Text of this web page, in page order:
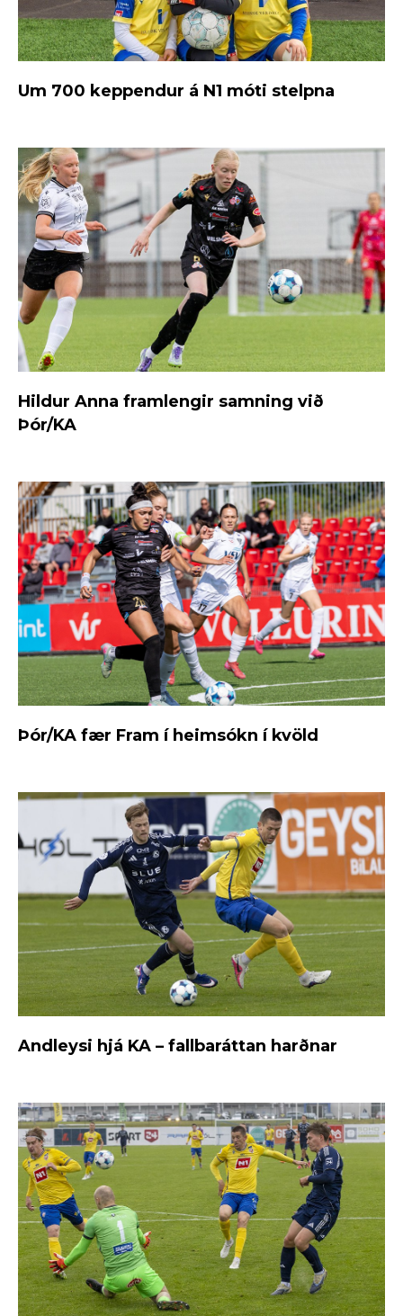
Um 700 keppendur á N1 móti stelpna
Hildur Anna framlengir samning við
Þór/KA
Þór/KA fær Fram í heimsókn í kvöld
Andleysi hjá KA – fallbaráttan harðnar